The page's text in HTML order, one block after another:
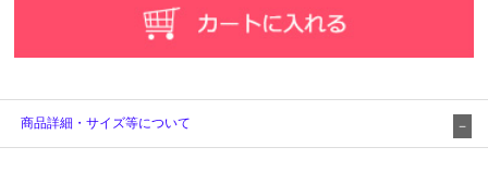
商品詳細・サイズ等について